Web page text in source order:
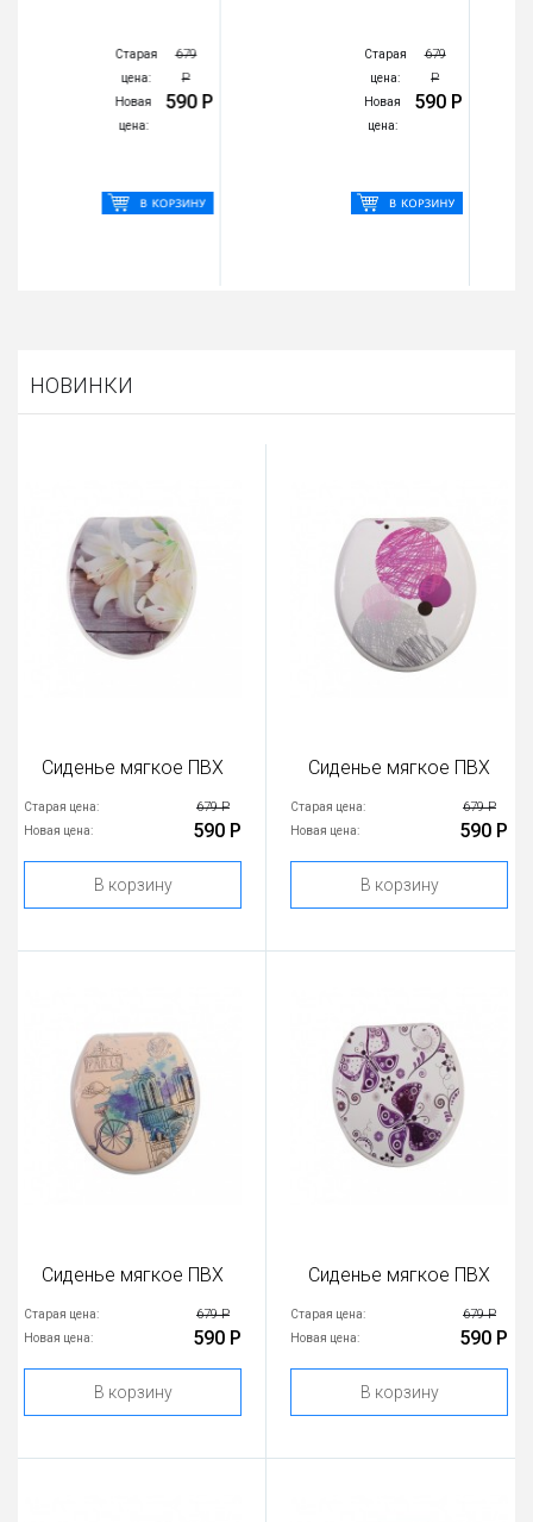
НОВИНКИ
Сиденье мягкое ПВХ
Старая цена: 679 Р
Новая цена: 590 Р
В корзину
Сиденье мягкое ПВХ
Старая цена: 679 Р
Новая цена: 590 Р
В корзину
Сиденье мягкое ПВХ
Старая цена: 679 Р
Новая цена: 590 Р
В корзину
Сиденье мягкое ПВХ
Старая цена: 679 Р
Новая цена: 590 Р
В корзину
679
590 Р
679
590 Р